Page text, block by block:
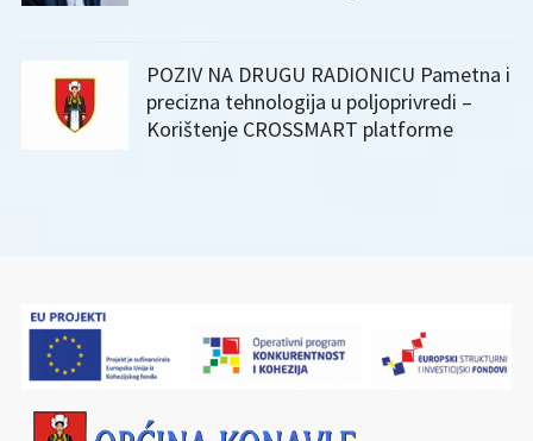
POZIV NA DRUGU RADIONICU Pametna i
precizna tehnologija u poljoprivredi –
Korištenje CROSSMART platforme